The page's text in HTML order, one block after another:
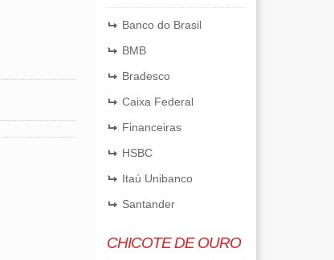
Banco do Brasil
BMB
Bradesco
Caixa Federal
Financeiras
HSBC
Itaú Unibanco
Santander
CHICOTE DE OURO